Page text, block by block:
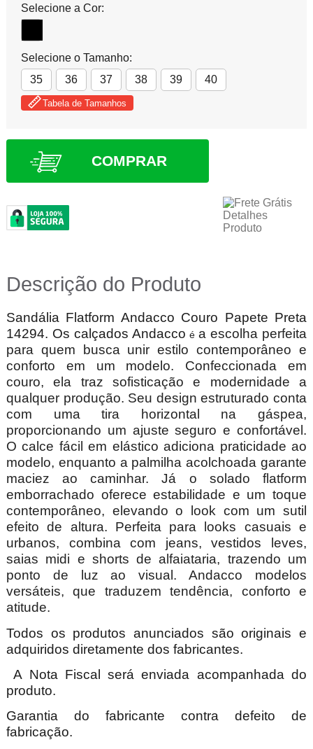
Selecione a Cor:
Selecione o Tamanho:
35
36 37 38 39 40
Tabela de Tamanhos
COMPRAR
Descrição do Produto
Sandália Flatform Andacco Couro Papete Preta
14294. Os calçados Andaccoéa escolha perfeita
para quem busca unir estilo contemporâneo e
conforto em um modelo. Confeccionada em
couro, ela traz sofisticação e modernidade a
qualquer produção. Seu design estruturado conta
com uma tira horizontal na gáspea,
proporcionando um ajuste seguro e confortável.
O calce fácil em elástico adiciona praticidade ao
modelo, enquanto a palmilha acolchoada garante
maciez ao caminhar. Já o solado flatform
emborrachado oferece estabilidade e um toque
contemporâneo, elevando o look com um sutil
efeito de altura. Perfeita para looks casuais e
urbanos, combina com jeans, vestidos leves,
saias midi e shorts de alfaiataria, trazendo um
ponto de luz ao visual. Andacco modelos
versáteis, que traduzem tendência, conforto e
atitude.
Todos os produtos anunciados são originais e
adquiridos diretamente dos fabricantes.
A Nota Fiscal será enviada acompanhada do
produto.
Garantia do fabricante contra defeito de
fabricação.